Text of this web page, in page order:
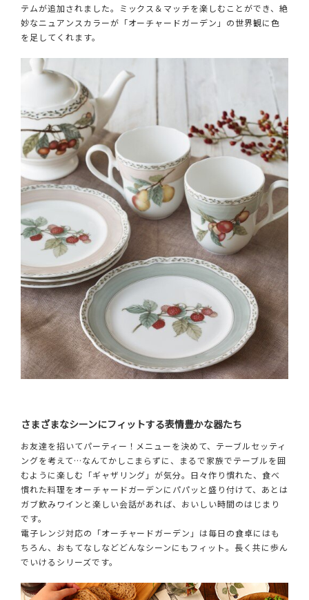
テムが追加されました。ミックス＆マッチを楽しむことができ、絶
妙なニュアンスカラーが「オーチャードガーデン」の世界観に色
を足してくれます。
さまざまなシーンにフィットする表情豊かな器たち
お友達を招いてパーティー！メニューを決めて、テーブルセッティ
ングを考えて…なんてかしこまらずに、まるで家族でテーブルを囲
むように楽しむ「ギャザリング」が気分。日々作り慣れた、食べ
慣れた料理をオーチャードガーデンにパパッと盛り付けて、あとは
ガブ飲みワインと楽しい会話があれば、おいしい時間のはじまり
です。
電子レンジ対応の「オーチャードガーデン」は毎日の食卓にはも
ちろん、おもてなしなどどんなシーンにもフィット。長く共に歩ん
でいけるシリーズです。